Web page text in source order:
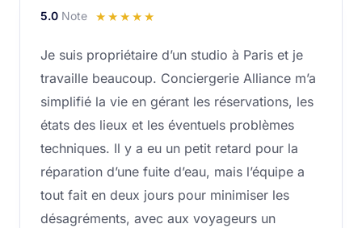
5.0 Note ☆ ☆ ☆ ☆ ☆
sur
5
Je suis propriétaire d’un studio à Paris et je
travaille beaucoup. Conciergerie Alliance m’a
simplifié la vie en gérant les réservations, les
états des lieux et les éventuels problèmes
techniques. Il y a eu un petit retard pour la
réparation d’une fuite d’eau, mais l’équipe a
tout fait en deux jours pour minimiser les
désagréments, avec aux voyageurs un